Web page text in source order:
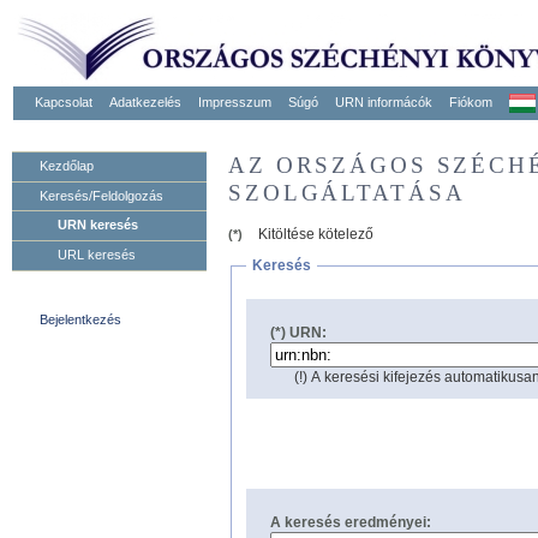
Kapcsolat Adatkezelés Impresszum Súgó URN informácók Fiókom
Kezdőlap
Keresés/Feldolgozás
URN keresés
URL keresés
Bejelentkezés
AZ ORSZÁGOS
SZOLGÁLTATÁSA
(*)
Kitöltése kötelező
Keresés
(*) URN:
(!) A keresési kifejezés
A keresés eredményei: